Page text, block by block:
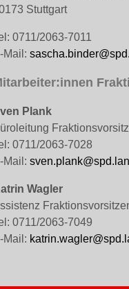
Stuttgart
0711/2063-7011
Mail:
Plank
0711/2063-7028
Mail:
Wagler
0711/2063-7049
Mail: